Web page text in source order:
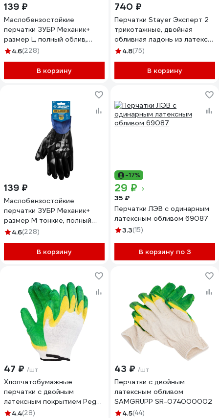
139 ₽
Маслобензостойкие
перчатки ЗУБР Механик+
размер L, полный облив,
тонкие 11279-L
4.6(228)
В корзину
740 ₽
Перчатки Stayer Эксперт 2
трикотажные, двойная
обливная ладонь из латекса,
х/б, 13 класс, L-XL, 10 пар
4.8(75)
В корзину
139 ₽
Маслобензостойкие
перчатки ЗУБР Механик+
размер M тонкие, полный
облив, 1 пара 11279-M
4.6(228)
В корзину
-17%
29 ₽
35 ₽
Перчатки ЛЭВ с одинарным
латексным обливом 69087
3.3(15)
В корзину по 3
47 ₽ /шт
Хлопчатобумажные
перчатки с двойным
латексным покрытием Pegas
pneumatic 120615
4.4(28)
43 ₽ /шт
Перчатки с двойным
латексным обливом
SAMGRUPP SR-074000002
4.5(44)